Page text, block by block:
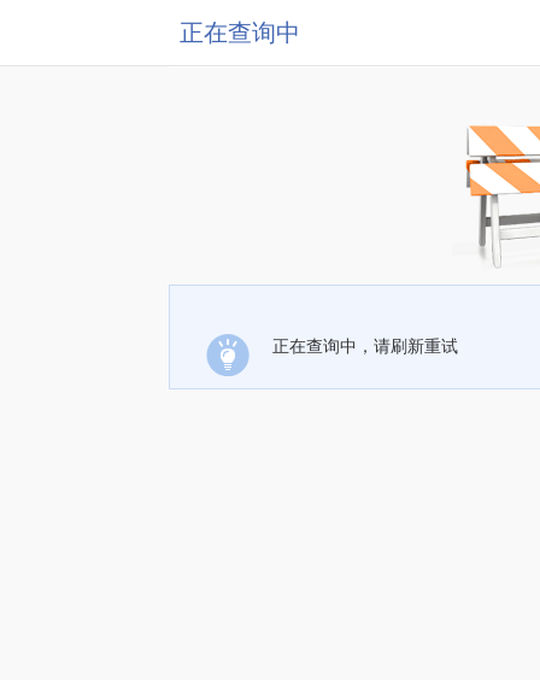
正在查询中
正在查询中，请刷新重试